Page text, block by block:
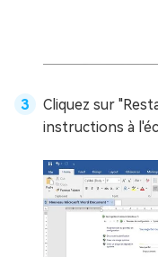
Cliquez sur
instructions à